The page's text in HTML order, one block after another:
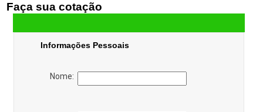
Faça sua cotação
Informações Pessoais
Nome: